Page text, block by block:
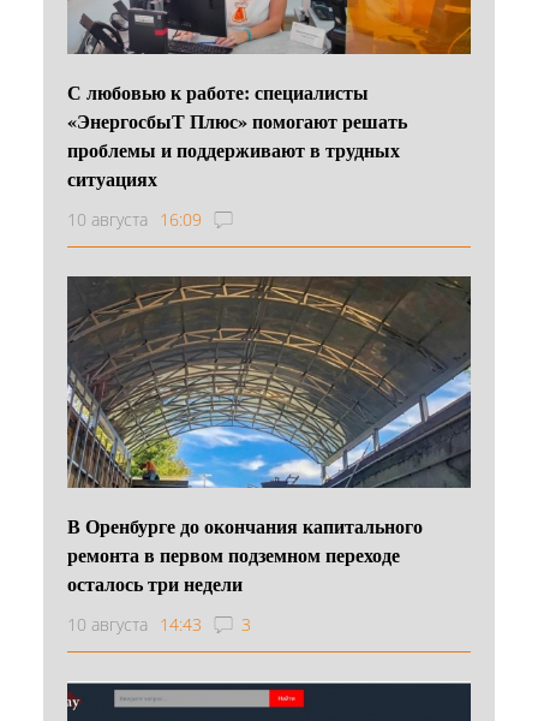
С любовью к работе: специалисты
«ЭнергосбыТ Плюс» помогают решать
проблемы и поддерживают в трудных
ситуациях
10 августа 16:09
В Оренбурге до окончания капитального
ремонта в первом подземном переходе
осталось три недели
10 августа 14:43 3